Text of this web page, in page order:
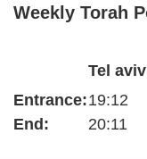
Entrance:
End:
Tel aviv
19:12
20:11